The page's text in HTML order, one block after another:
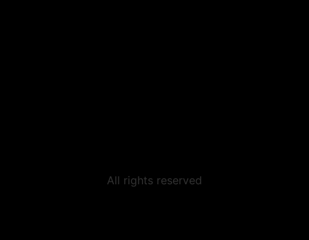
All rights reserved